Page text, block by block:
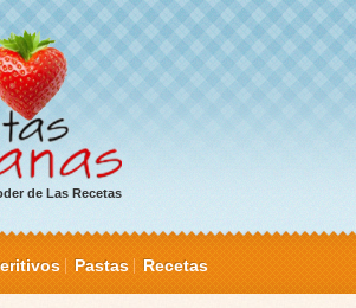
de Las Recetas
Pastas Recetas